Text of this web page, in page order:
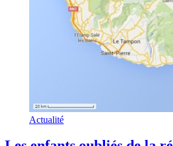
Actualité